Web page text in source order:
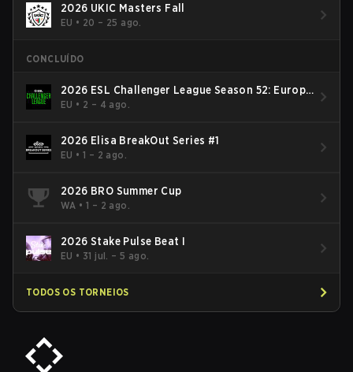
2026 UKIC Masters Fall
EU • 20 – 25 ago.
CONCLUÍDO
2026 ESL Challenger League Season 52: Europe
- Cup #2
EU • 2 – 4 ago.
2026 Elisa BreakOut Series #1
EU •1 – 2 ago.
2026 BRO Summer Cup
WA •1 – 2 ago.
2026 Stake Pulse Beat I
EU • 31 jul. – 5 ago.
TODOS OS TORNEIOS